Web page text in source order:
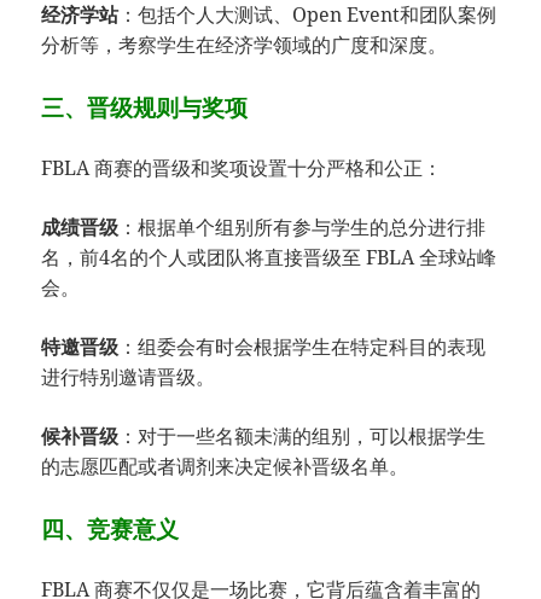
经济学站：包括个人大测试、Open Event和团队案例
分析等，考察学生在经济学领域的广度和深度。
三、晋级规则与奖项
FBLA 商赛的晋级和奖项设置十分严格和公正：
成绩晋级 ：根据单个组别所有参与学生的总分进行排
名，前4名的个人或团队将直接晋级至 FBLA 全球站峰
会。
特邀晋级 ：组委会有时会根据学生在特定科目的表现
进行特别邀请晋级。
候补晋级 ：对于一些名额未满的组别，可以根据学生
的志愿匹配或者调剂来决定候补晋级名单。
四、竞赛意义
FBLA 商赛不仅仅是一场比赛，它背后蕴含着丰富的